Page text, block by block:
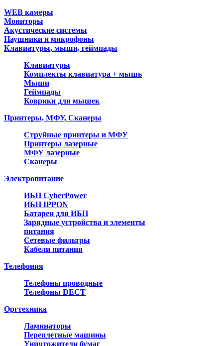
WEB камеры
Мониторы
Акустические системы
Наушники и микрофоны
Клавиатуры, мыши, геймпады
Клавиатуры
Комплекты клавиатура + мышь
Мыши
Геймпады
Коврики для мышек
Принтеры, МФУ, Сканеры
Струйные принтеры и МФУ
Принтеры лазерные
МФУ лазерные
Сканеры
Электропитание
ИБП CyberPower
ИБП IPPON
Батареи для ИБП
Зарядные устройства и элементы
питания
Сетевые фильтры
Кабели питания
Телефония
Телефоны проводные
Телефоны DECT
Оргтехника
Ламинаторы
Переплетные машины
Уничтожители бумаг